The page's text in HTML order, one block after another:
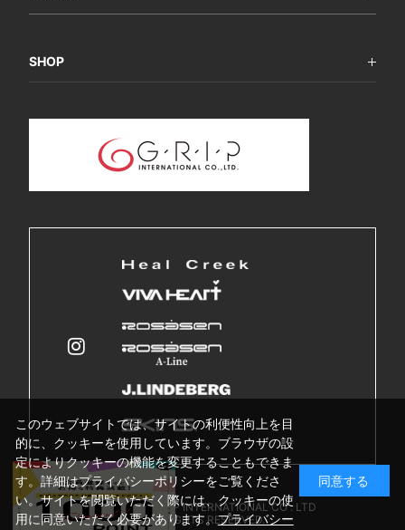
SHOP
Copyright © GRIP INTERNATIONAL CO . LTD
ALL RIGHTS RESERVED.
このウェブサイトでは、サイトの利便性向上を目
的に、クッキーを使用しています。ブラウザの設
定によりクッキーの機能を変更することもできま
す。詳細はプライバシーポリシーをご覧くださ
い。サイトを閲覧いただく際には、クッキーの使
用に同意いただく必要があります。プライバシー
同意する